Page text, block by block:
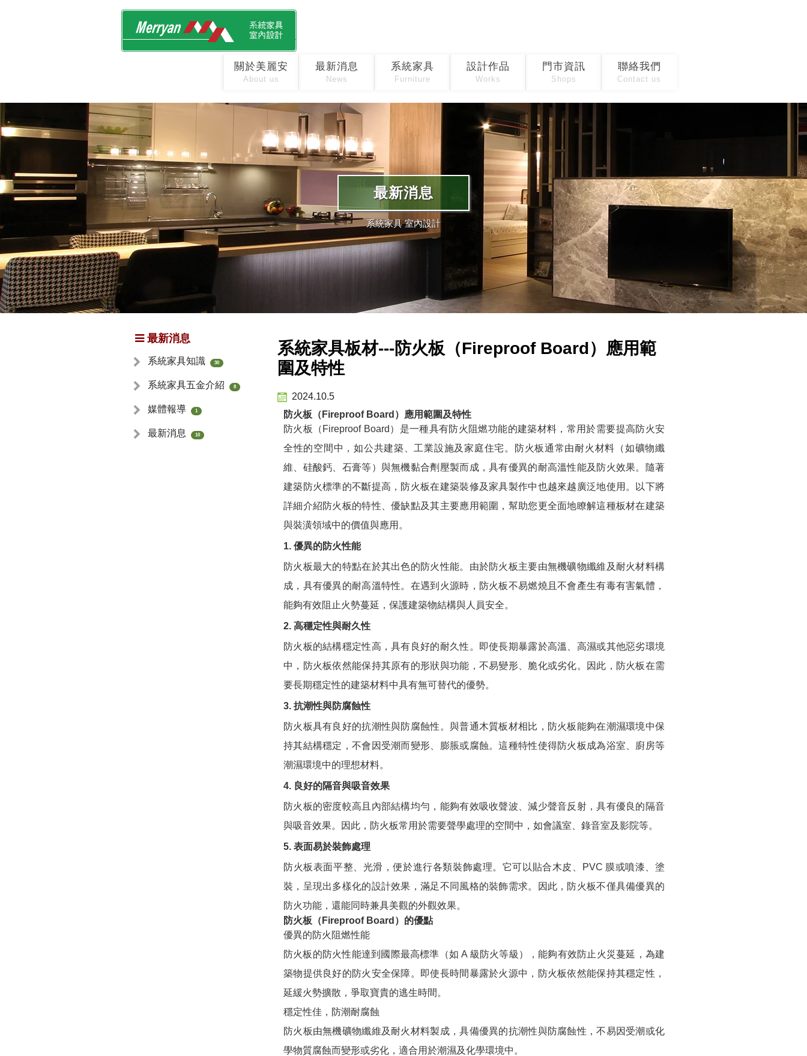
關於美麗安
About us
最新消息
News
系統家具
Furniture
設計作品
Works
門市資訊
Shops
聯絡我們
Contact us
最新消息
系統家具 室內設計
最新消息
系統家具知識 30
系統家具五金介紹 8
媒體報導 1
最新消息 10
系統家具板材---防火板（Fireproof Board）應用範
圍及特性
2024.10.5
防火板（Fireproof Board）應用範圍及特性
防火板（Fireproof Board）是一種具有防火阻燃功能的建築材料，常用於需要提高防火安
全性的空間中，如公共建築、工業設施及家庭住宅。防火板通常由耐火材料（如礦物纖
維、硅酸鈣、石膏等）與無機黏合劑壓製而成，具有優異的耐高溫性能及防火效果。隨著
建築防火標準的不斷提高，防火板在建築裝修及家具製作中也越來越廣泛地使用。以下將
詳細介紹防火板的特性、優缺點及其主要應用範圍，幫助您更全面地瞭解這種板材在建築
與裝潢領域中的價值與應用。
1. 優異的防火性能
防火板最大的特點在於其出色的防火性能。由於防火板主要由無機礦物纖維及耐火材料構
成，具有優異的耐高溫特性。在遇到火源時，防火板不易燃燒且不會產生有毒有害氣體，
能夠有效阻止火勢蔓延，保護建築物結構與人員安全。
2. 高穩定性與耐久性
防火板的結構穩定性高，具有良好的耐久性。即使長期暴露於高溫、高濕或其他惡劣環境
中，防火板依然能保持其原有的形狀與功能，不易變形、脆化或劣化。因此，防火板在需
要長期穩定性的建築材料中具有無可替代的優勢。
3. 抗潮性與防腐蝕性
防火板具有良好的抗潮性與防腐蝕性。與普通木質板材相比，防火板能夠在潮濕環境中保
持其結構穩定，不會因受潮而變形、膨脹或腐蝕。這種特性使得防火板成為浴室、廚房等
潮濕環境中的理想材料。
4. 良好的隔音與吸音效果
防火板的密度較高且內部結構均勻，能夠有效吸收聲波、減少聲音反射，具有優良的隔音
與吸音效果。因此，防火板常用於需要聲學處理的空間中，如會議室、錄音室及影院等。
5. 表面易於裝飾處理
防火板表面平整、光滑，便於進行各類裝飾處理。它可以貼合木皮、PVC 膜或噴漆、塗
裝，呈現出多樣化的設計效果，滿足不同風格的裝飾需求。因此，防火板不僅具備優異的
防火功能，還能同時兼具美觀的外觀效果。
防火板（Fireproof Board）的優點
優異的防火阻燃性能
防火板的防火性能達到國際最高標準（如 A 級防火等級），能夠有效防止火災蔓延，為建
築物提供良好的防火安全保障。即使長時間暴露於火源中，防火板依然能保持其穩定性，
延緩火勢擴散，爭取寶貴的逃生時間。
穩定性佳，防潮耐腐蝕
防火板由無機礦物纖維及耐火材料製成，具備優異的抗潮性與防腐蝕性，不易因受潮或化
學物質腐蝕而變形或劣化，適合用於潮濕及化學環境中。